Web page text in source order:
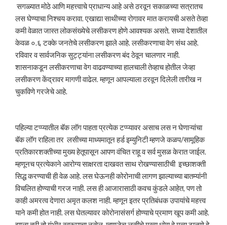
सगळ्यात मोठे आणि महत्त्वाचे प्राधान्य आहे असे ठरवून सकाळच्या सत्रातच
लस घेण्याचा निश्चय करावा. एखाद्या साथीच्या रोगावर मात करायची असते तेव्हा
कमी वेळात जास्त लोकसंख्येचे लसीकरण होणे आवश्यक असते. सध्या देशातील
केवळ ०.६ टक्के जनतेचे लसीकरण झाले आहे. लसीकरणाचा वेग संथ आहे.
रविवार व सार्वजनिक सुट्ट्यांना लसीकरण बंद ठेवून चालणार नाही.
शासनाकडून लसीकरणाचा वेग वाढवण्याच्या हालचाली तेव्हाच होतील जेव्हा
लसीकरण केंद्रावर मागणी वाढेल. म्हणून आपल्याला ठरवून दिलेली तारीख न
चुकविणे गरजेचे आहे.
पहिल्या टप्प्यातील बॅक लॉग पाहता प्रत्येक टप्प्यावर असाच लस न घेणाऱ्यांचा
बॅक लॉग राहिला तर लसीच्या माध्यमातून हर्ड इम्युनिटी म्हणजे कळप/सामूहिक
प्रतिकारशक्तीच्या मुख्य हेतूपासून आपण वंचित राहू व सर्व मुसळ केरात जाईल.
म्हणूनच प्रत्येकाने आरोग्य साक्षरता दाखवत साथ रोखण्यासाठीची इच्छाशक्ती
सिद्ध करण्याची ही वेळ आहे. लस घेऊनही कोरोनाची लागण झाल्याच्या बातम्यांनी
विचलित होण्याची गरज नाही. लस ही आजारासाठी कवच कुंडले आहेत, पण तो
काही अमरत्व देणारा अमृत कलश नाही. म्हणून इतर प्रतिबंधक उपायांचे महत्त्व
याने कमी होत नाही. लस घेतल्यावर कोरोनासंसर्ग होण्याचे प्रमाण खूप कमी आहे.